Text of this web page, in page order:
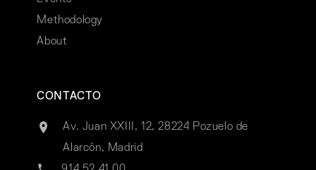
Methodology
About
CONTACTO
Av. Juan XXIII, 12, 28224 Pozuelo de
Alarcón, Madrid